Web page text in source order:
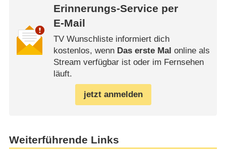
Erinnerungs-Service per
E-Mail
TV Wunschliste informiert dich
kostenlos, wenn Das erste Mal online als
Stream verfügbar ist oder im Fernsehen
läuft.
jetzt anmelden
Weiterführende Links